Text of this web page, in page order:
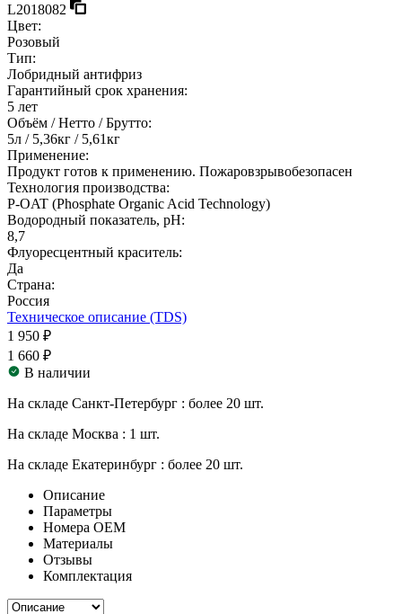
L2018082
Цвет:
Розовый
Тип:
Лобридный антифриз
Гарантийный срок хранения:
5 лет
Объём / Нетто / Брутто:
5л / 5,36кг / 5,61кг
Применение:
Продукт готов к применению. Пожаровзрывобезопасен
Технология производства:
Р-OAT (Phosphate Organic Acid Technology)
Водородный показатель, рН:
8,7
Флуоресцентный краситель:
Да
Страна:
Россия
Техническое описание (TDS)
1 950 ₽
1 660 ₽
В наличии
На складе Санкт-Петербург : более 20 шт.
На складе Москва : 1 шт.
На складе Екатеринбург : более 20 шт.
Описание
Параметры
Номера ОЕМ
Материалы
Отзывы
Комплектация